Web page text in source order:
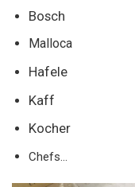
Bosch
Malloca
Hafele
Kaff
Kocher
Chefs…